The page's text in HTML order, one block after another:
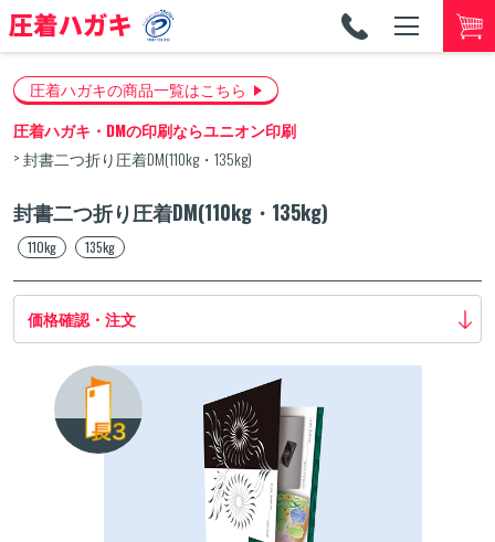
TEL
圧着ハガキの商品一覧はこちら
圧着ハガキ・DMの印刷ならユニオン印刷
封書二つ折り圧着DM(110kg・135kg)
封書二つ折り圧着DM(110kg・135kg)
110kg 135kg
価格確認・注文